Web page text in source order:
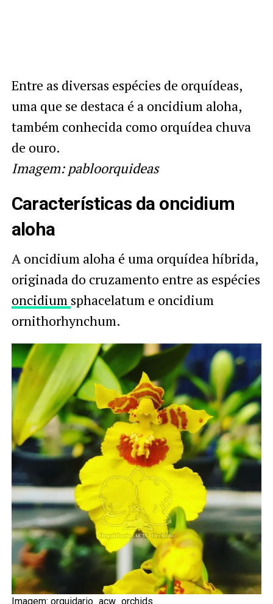
Entre as diversas espécies de orquídeas,
uma que se destaca é a oncidium aloha,
também conhecida como orquídea chuva
de ouro.
Imagem: pabloorquideas
Características da oncidium
aloha
A oncidium aloha é uma orquídea híbrida,
originada do cruzamento entre as espécies
oncidium sphacelatum e oncidium
ornithorhynchum.
Imagem: orquidario_acw_orchids